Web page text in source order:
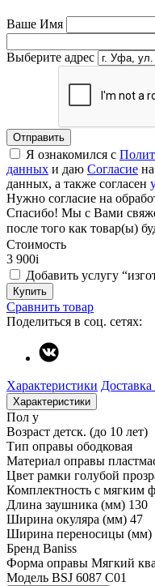
Ваше Имя
Выберите адрес
Отправить
Я ознакомился с
данных и даю Согласие
данных, а также согласен
Нужно согласие на
Спасибо! Мы с Вами
после того как товар(ы)
Стоимость
3 900i
Добавить услугу
Купить
Сравнить товар
Поделиться в соц. сетях:
Характеристики Доставка
Характеристики
Пол у
Возраст детск. (до 10 лет)
Тип оправы ободковая
Материал оправы
Цвет рамки голубой
Комплектность с мягким
Длина заушника (мм) 130
Ширина окуляра (мм) 47
Ширина переносицы (мм)
Бренд Baniss
Форма оправы Мягкий
Модель BSJ 6087 C01